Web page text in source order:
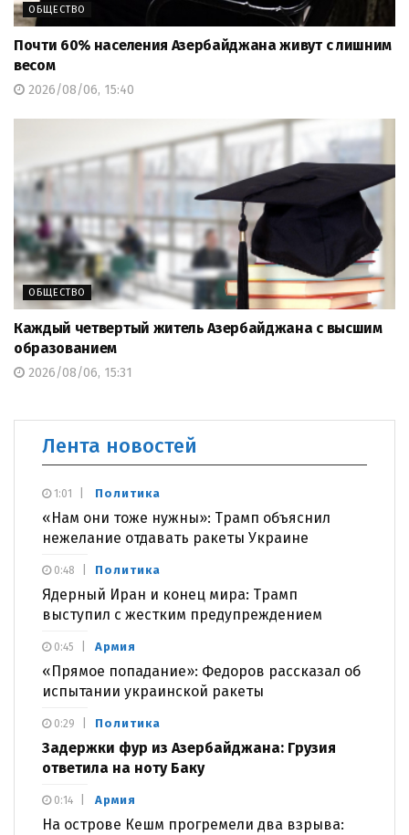
ОБЩЕСТВО
Почти 60% населения Азербайджана живут с лишним
весом
2026/08/06, 15:40
ОБЩЕСТВО
Каждый четвертый житель Азербайджана с высшим
образованием
2026/08/06, 15:31
Лента новостей
Политика
«Нам они тоже нужны»: Трамп объяснил
нежелание отдавать ракеты Украине
1:01
Политика
Ядерный Иран и конец мира: Трамп
выступил с жестким предупреждением
0:48
Армия
«Прямое попадание»: Федоров рассказал об
испытании украинской ракеты
0:45
Политика
Задержки фур из Азербайджана: Грузия
ответила на ноту Баку
0:29
Армия
На острове Кешм прогремели два взрыва:
0:14